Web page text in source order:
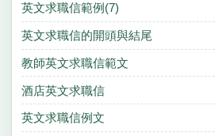
英文求職信範例(7)
英文求職信的開頭與結尾
教師英文求職信範文
酒店英文求職信
英文求職信例文